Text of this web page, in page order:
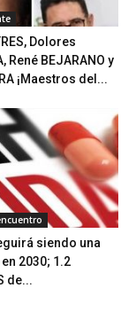
Dolores
René BEJARANO y
¡Maestros del...
siendo una
2030; 1.2
de...